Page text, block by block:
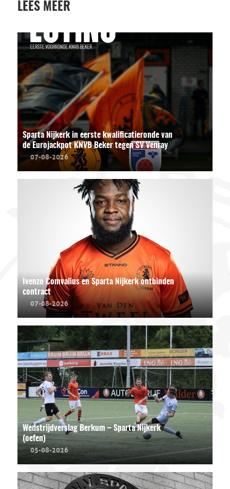
LEES MEER
Sparta Nijkerk in eerste kwalificatieronde van
de Eurojackpot KNVB Beker tegen SV Venray
07-08-2026
Ivenzo Comvalius en Sparta Nijkerk ontbinden
contract
07-08-2026
Wedstrijdverslag Berkum – Sparta Nijkerk
(oefen)
05-08-2026